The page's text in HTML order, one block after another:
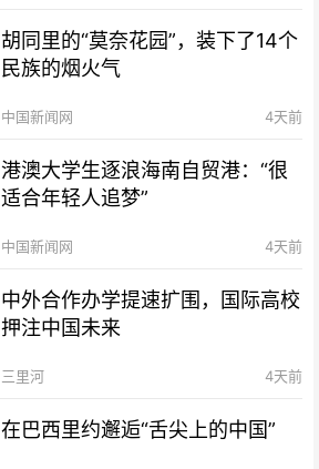
胡同里的“莫奈花园”，装下了14个
民族的烟火气
中国新闻网 4天前
港澳大学生逐浪海南自贸港：“很
适合年轻人追梦”
中国新闻网 4天前
中外合作办学提速扩围，国际高校
押注中国未来
三里河 4天前
在巴西里约邂逅“舌尖上的中国”